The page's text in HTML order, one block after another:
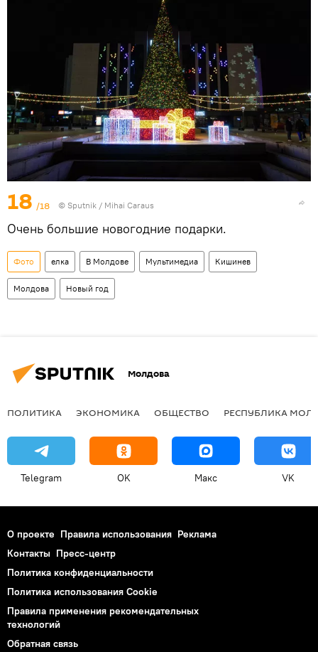
18 /18 © Sputnik / Mihai Caraus
Очень большие новогодние подарки.
Фото елка В Молдове Мультимедиа Кишинев
Молдова Новый год
Молдова
ПОЛИТИКА ЭКОНОМИКА ОБЩЕСТВО РЕСПУБЛИКА
Telegram OK Макс VK
О проекте Правила использования Реклама
Контакты Пресс-центр
Политика конфиденциальности
Политика использования Cookie
Правила применения рекомендательных
технологий
Обратная связь